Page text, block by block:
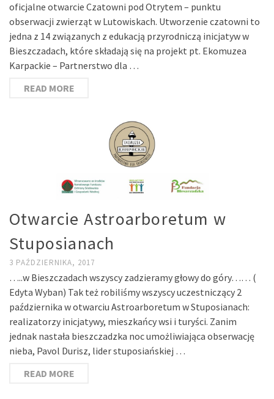
oficjalne otwarcie Czatowni pod Otrytem – punktu
obserwacji zwierząt w Lutowiskach. Utworzenie czatowni to
jedna z 14 związanych z edukacją przyrodniczą inicjatyw w
Bieszczadach, które składają się na projekt pt. Ekomuzea
Karpackie – Partnerstwo dla …
READ MORE
Otwarcie Astroarboretum w
Stuposianach
3 PAŹDZIERNIKA, 2017
…..w Bieszczadach wszyscy zadzieramy głowy do góry…… (
Edyta Wyban) Tak też robiliśmy wszyscy uczestniczący 2
października w otwarciu Astroarboretum w Stuposianach:
realizatorzy inicjatywy, mieszkańcy wsi i turyści. Zanim
jednak nastała bieszczadzka noc umożliwiająca obserwację
nieba, Pavol Durisz, lider stuposiańskiej …
READ MORE